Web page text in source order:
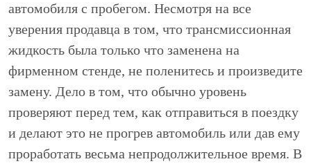
автомобиля с пробегом. Несмотря на все
уверения продавца в том, что трансмиссионная
жидкость была только что заменена на
фирменном стенде, не поленитесь и произведите
замену. Дело в том, что обычно уровень
проверяют перед тем, как отправиться в поездку
и делают это не прогрев автомобиль или дав ему
проработать весьма непродолжительное время. В